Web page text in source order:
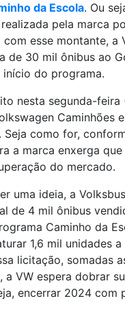
da Escola. Ou
pela marca
esse montante, a
de 30 mil ônibus ao
início do programa.
nesta segunda-feira
Caminhões
como for,
a marca enxerga
do mercado.
uma ideia, a
de 4 mil ônibus
Caminho da
1,6 mil unidades a
licitação, somadas
a VW espera dobrar
encerrar 2024 com